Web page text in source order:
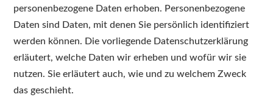
personenbezogene Daten erhoben. Personenbezogene
Daten sind Daten, mit denen Sie persönlich identifiziert
werden können. Die vorliegende Datenschutzerklärung
erläutert, welche Daten wir erheben und wofür wir sie
nutzen. Sie erläutert auch, wie und zu welchem Zweck
das geschieht.